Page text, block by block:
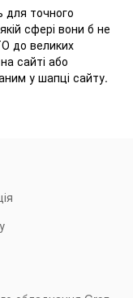
для точного
сфері вони б не
до великих
сайті або
у шапці сайту.